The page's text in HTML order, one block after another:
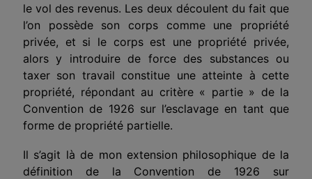
le vol des revenus. Les deux découlent du fait que
l’on possède son corps comme une propriété
privée, et si le corps est une propriété privée,
alors y introduire de force des substances ou
taxer son travail constitue une atteinte à cette
propriété, répondant au critère « partie » de la
Convention de 1926 sur l’esclavage en tant que
forme de propriété partielle.
Il s’agit là de mon extension philosophique de la
définition de la Convention de 1926 sur